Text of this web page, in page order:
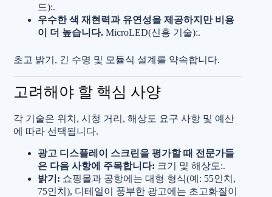
드):.
우수한 색 재현력과 유연성을 제공하지만 비용
이 더 높습니다. MicroLED(신흥 기술):.
초고 밝기, 긴 수명 및 모듈식 설계를 약속합니다.
고려해야 할 핵심 사양
각 기술은 위치, 시청 거리, 해상도 요구 사항 및 예산
에 따라 선택됩니다.
광고 디스플레이 스크린을 평가할 때 전문가들
은 다음 사항에 주목합니다: 크기 및 해상도:.
밝기: 쇼핑몰과 공항에는 대형 형식(예: 55인치,
75인치), 디테일이 풍부한 광고에는 초고화질이